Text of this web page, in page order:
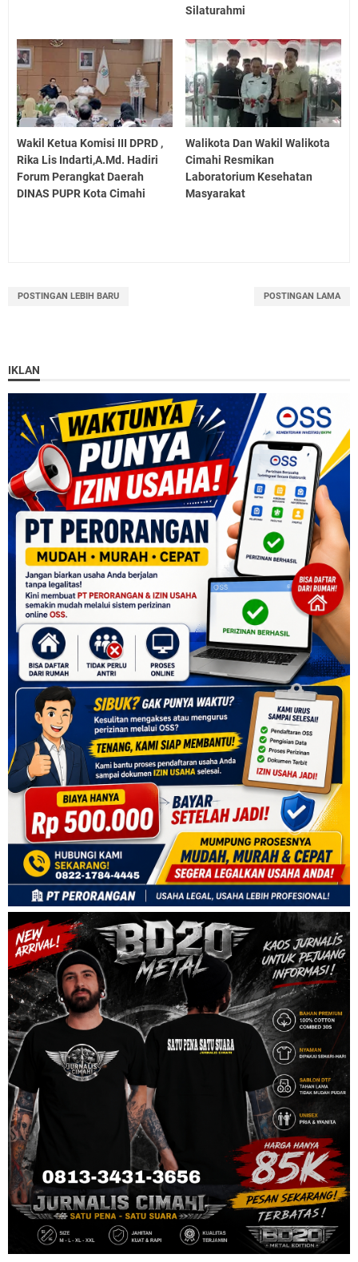
Silaturahmi
Wakil Ketua Komisi III DPRD ,
Rika Lis Indarti,A.Md. Hadiri
Forum Perangkat Daerah
DINAS PUPR Kota Cimahi
Walikota Dan Wakil Walikota
Cimahi Resmikan
Laboratorium Kesehatan
Masyarakat
POSTINGAN LEBIH BARU POSTINGAN LAMA
IKLAN